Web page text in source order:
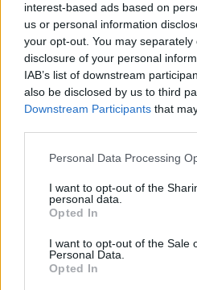
interest-based ads based on
us or personal information
your opt-out. You may
disclosure of your personal
IAB’s list of downstream
also be disclosed by us to third
Downstream Participants that
Personal Data Processing
I want to opt-out of the
personal data.
Opted In
I want to opt-out of the Sale
Personal Data.
Opted In